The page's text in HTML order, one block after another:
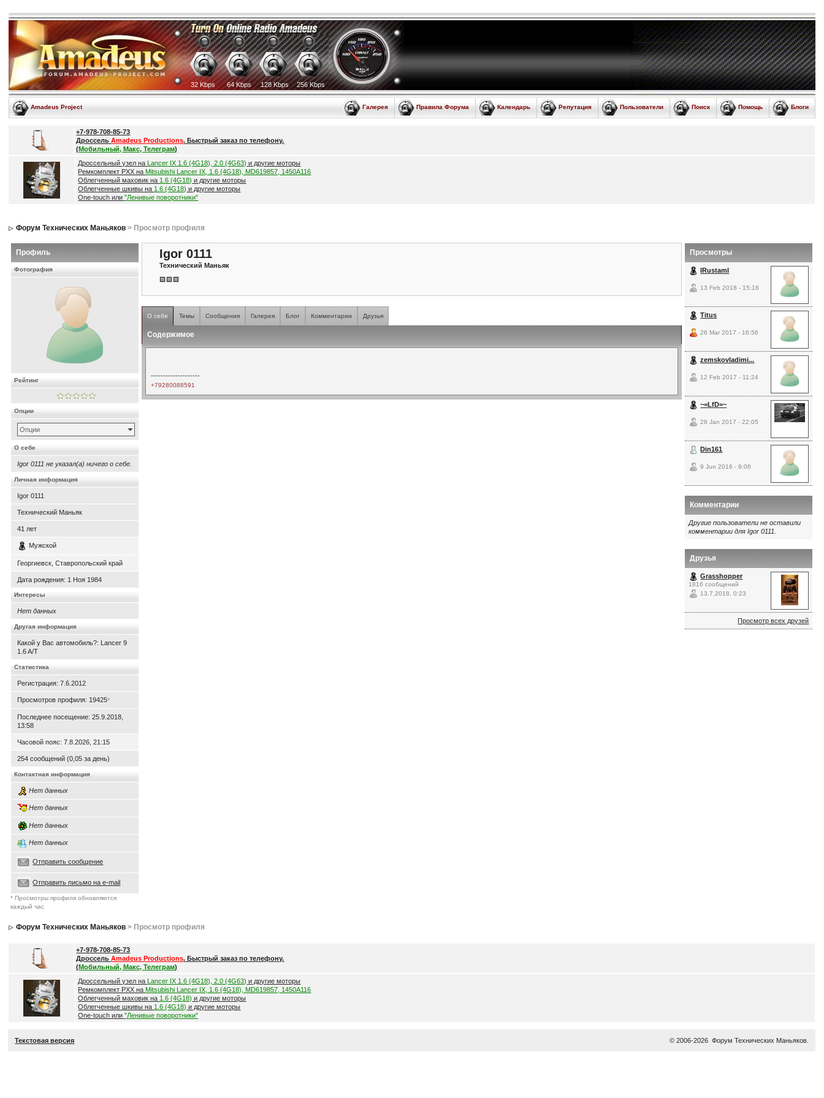
32 Kbps 64 Kbps 128 Kbps 256 Kbps
Amadeus Project Блоги
Помощь
Поиск
Пользователи
Репутация
Календарь
Правила Форума
Галерея
+7-978-708-85-73
ДроссельAmadeus Productions. Быстрый заказ по телефону.
(Мобильный, Макс, Телеграм)
Дроссельный узел на Lancer IX 1.6 (4G18), 2.0 (4G63) и другие моторы
Ремкомплект РХХ на Mitsubishi Lancer IX, 1.6 (4G18), MD619857, 1450A116
Облегченный маховик на 1.6 (4G18) и другие моторы
Облегченные шкивы на 1.6 (4G18) и другие моторы
One-touch или"Ленивые поворотники"
Форум Технических Маньяков > Просмотр профиля
Профиль
Фотография
Рейтинг
Опции
Опции
О себе
Igor 0111 не указал(а) ничего о себе.
Личная информация
Igor 0111
Технический Маньяк
41 лет
Мужской
Георгиевск, Ставропольский край
Дата рождения: 1 Ноя 1984
Интересы
Нет данных
Другая информация
Какой у Вас автомобиль?: Lancer 9
1.6 A/T
Статистика
Регистрация: 7.6.2012
Просмотров профиля: 19425*
Последнее посещение: 25.9.2018,
13:58
Часовой пояс: 7.8.2026, 21:15
254 сообщений (0,05 за день)
Контактная информация
Нет данных
Нет данных
Нет данных
Нет данных
Отправить сообщение
Отправить письмо на e-mail
* Просмотры профиля обновляются
каждый час
Igor 0111
Технический Маньяк
О себе Темы Сообщения Галерея Блог Комментарии Друзья
Содержимое
--------------------
+79280088591
Просмотры
IRustamI
13 Feb 2018 - 15:16
Titus
26 Mar 2017 - 16:56
zemskovladimi...
12 Feb 2017 - 11:24
~=LfD=~
28 Jan 2017 - 22:05
Din161
9 Jun 2016 - 9:06
Комментарии
Другие пользователи не оставили
комментарии для Igor 0111.
Друзья
Grasshopper
1816 сообщений
13.7.2018, 0:23
Просмотр всех друзей
Форум Технических Маньяков > Просмотр профиля
+7-978-708-85-73
ДроссельAmadeus Productions. Быстрый заказ по телефону.
(Мобильный, Макс, Телеграм)
Дроссельный узел на Lancer IX 1.6 (4G18), 2.0 (4G63) и другие моторы
Ремкомплект РХХ на Mitsubishi Lancer IX, 1.6 (4G18), MD619857, 1450A116
Облегченный маховик на 1.6 (4G18) и другие моторы
Облегченные шкивы на 1.6 (4G18) и другие моторы
One-touch или"Ленивые поворотники"
Текстовая версия © 2006-2026Форум Технических Маньяков